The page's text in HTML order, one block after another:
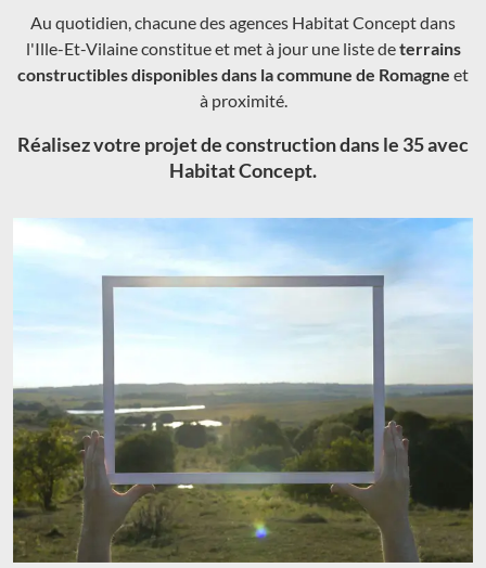
Au quotidien, chacune des agences Habitat Concept dans
l'Ille-Et-Vilaine constitue et met à jour une liste deterrains
constructibles disponibles dans la commune de Romagne et
à proximité.
Réalisez votre projet de construction dans le 35 avec
Habitat Concept.